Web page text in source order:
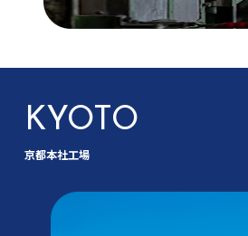
KYOTO
京都本社工場